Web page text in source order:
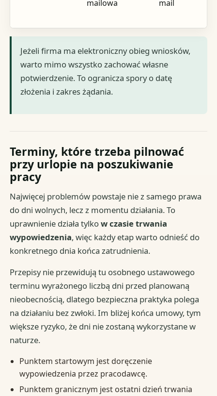
mailowa mail
Jeżeli firma ma elektroniczny obieg wniosków,
warto mimo wszystko zachować własne
potwierdzenie. To ogranicza spory o datę
złożenia i zakres żądania.
Terminy, które trzeba pilnować
przy urlopie na poszukiwanie
pracy
Najwięcej problemów powstaje nie z samego prawa
do dni wolnych, lecz z momentu działania. To
uprawnienie działa tylkow czasie trwania
wypowiedzenia, więc każdy etap warto odnieść do
konkretnego dnia końca zatrudnienia.
Przepisy nie przewidują tu osobnego ustawowego
terminu wyrażonego liczbą dni przed planowaną
nieobecnością, dlatego bezpieczna praktyka polega
na działaniu bez zwłoki. Im bliżej końca umowy, tym
większe ryzyko, że dni nie zostaną wykorzystane w
naturze.
Punktem startowym jest doręczenie
wypowiedzenia przez pracodawcę.
Punktem granicznym jest ostatni dzień trwania